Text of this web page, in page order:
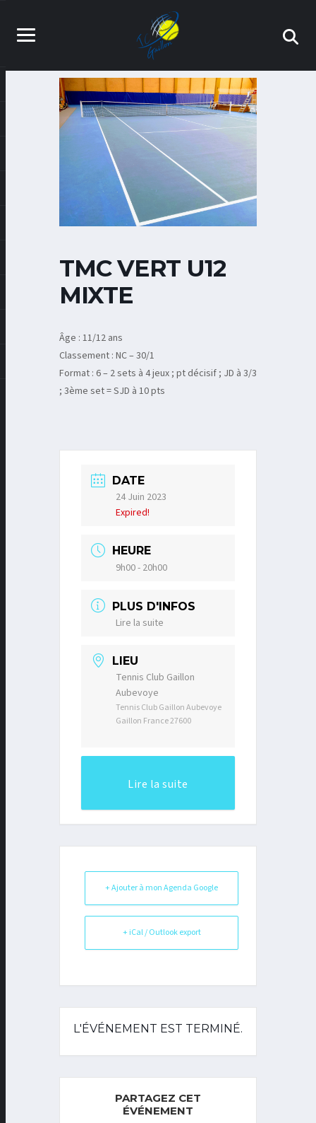
TMC VERT U12
MIXTE
Âge : 11/12 ans
Classement : NC – 30/1
Format : 6 – 2 sets à 4 jeux ; pt décisif ; JD à 3/3
; 3ème set = SJD à 10 pts
DATE
24 Juin 2023
Expired!
HEURE
9h00 - 20h00
PLUS D'INFOS
Lire la suite
LIEU
Tennis Club Gaillon
Aubevoye
Tennis Club Gaillon Aubevoye
Gaillon France 27600
Lire la suite
+ Ajouter à mon Agenda Google
+ iCal / Outlook export
L'ÉVÉNEMENT EST TERMINÉ.
PARTAGEZ CET
ÉVÉNEMENT